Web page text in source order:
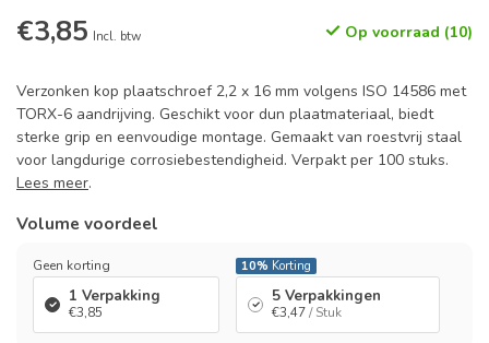
€3,85 Incl. btw Op voorraad (10)
Verzonken kop plaatschroef 2,2 x 16 mm volgens ISO 14586 met
TORX-6 aandrijving. Geschikt voor dun plaatmateriaal, biedt
sterke grip en eenvoudige montage. Gemaakt van roestvrij staal
voor langdurige corrosiebestendigheid. Verpakt per 100 stuks.
Lees meer.
Volume voordeel
Geen korting
1 Verpakking
€3,85
10% Korting
5 Verpakkingen
€3,47/ Stuk